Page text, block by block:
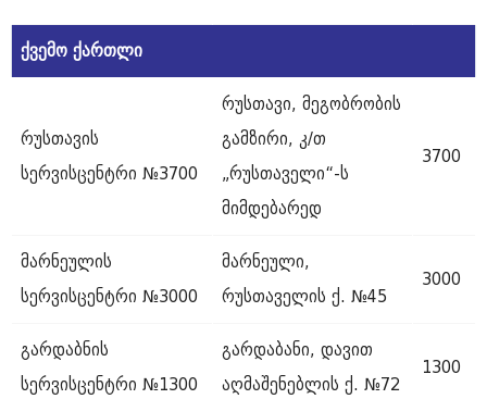
ქვემო ქართლი
რუსთავის
სერვისცენტრი №3700
რუსთავი, მეგობრობის
გამზირი, კ/თ
„რუსთაველი“-ს
მიმდებარედ
3700
მარნეულის
სერვისცენტრი №3000
მარნეული,
რუსთაველის ქ. №45
3000
გარდაბნის
სერვისცენტრი №1300
გარდაბანი, დავით
აღმაშენებლის ქ. №72
1300